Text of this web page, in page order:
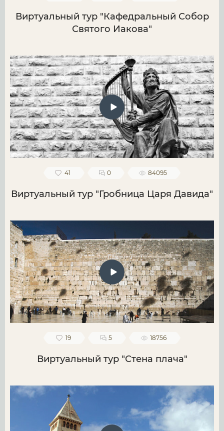
Виртуальный тур "Кафедральный Собор
Святого Иакова"
41 0 84095
Виртуальный тур "Гробница Царя Давида"
19 5 18756
Виртуальный тур "Стена плача"